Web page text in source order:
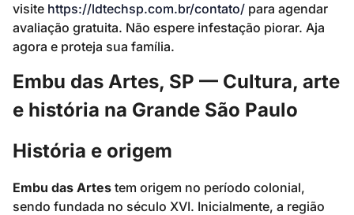
visite https://ldtechsp.com.br/contato/ para agendar
avaliação gratuita. Não espere infestação piorar. Aja
agora e proteja sua família.
Embu das Artes, SP — Cultura, arte
e história na Grande São Paulo
História e origem
Embu das Artes tem origem no período colonial,
sendo fundada no século XVI. Inicialmente, a região